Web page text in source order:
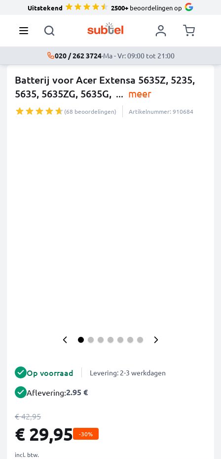
Uitstekend 2500+beoordelingen op
020 / 262 3724·Ma - Vr: 09:00 tot 21:00
Batterij voor Acer Extensa 5635Z, 5235,
5635, 5635ZG, 5635G, ... meer
(68 beoordelingen) Artikelnummer: 910684
Op voorraad Levering: 2-3 werkdagen
Aflevering:2.95 €
€ 42,95
€ 29,95 -30%
incl. btw.